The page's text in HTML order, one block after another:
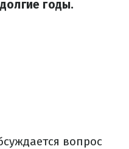
годы.
вопрос